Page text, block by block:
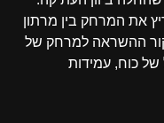
את המרחק בין מרתון
ההשראה למרחק של
של כוח, עמידות